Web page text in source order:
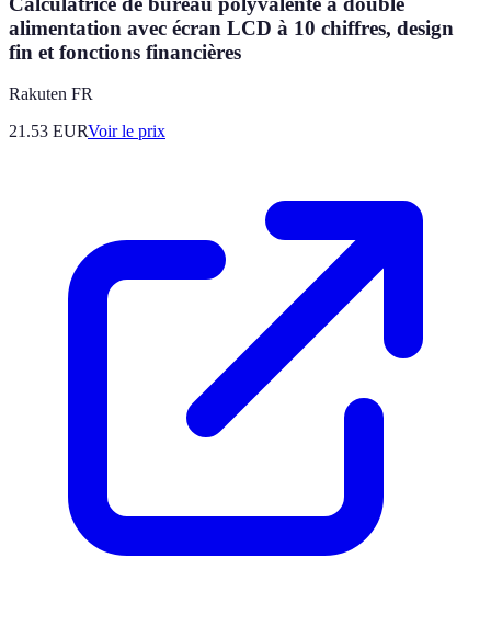
alimentation avec écran LCD à 10 chiffres, design
fin et fonctions financières
Rakuten FR
21.53 EURVoir le prix